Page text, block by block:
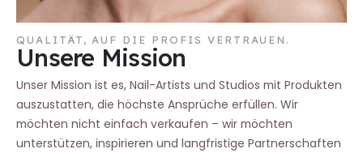
QUALITÄT, AUF DIE PROFIS VERTRAUEN.
Unsere Mission
Unser Mission ist es, Nail-Artists und Studios mit Produkten
auszustatten, die höchste Ansprüche erfüllen. Wir
möchten nicht einfach verkaufen – wir möchten
unterstützen, inspirieren und langfristige Partnerschaften